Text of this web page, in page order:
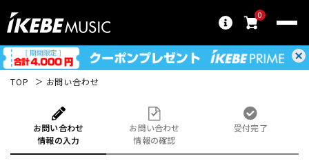
0
TOP お問い合わせ
お問い合わせ
情報の入力
お問い合わせ
情報の確認
受付完了